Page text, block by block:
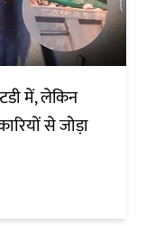
में, लेकिन
से जोड़ा